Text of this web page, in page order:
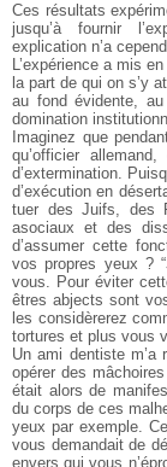
Ces résultats
jusqu’à fournir
explication n’a
L’expérience a mis
la part de qui on s’y
au fond évidente,
domination
Imaginez que
qu’officier
d’extermination.
d’exécution en
tuer des Juifs, des
asociaux et des
d’assumer cette
vos propres yeux ? “
vous. Pour éviter
êtres abjects sont
les considèrerez
tortures et plus vous
Un ami dentiste m’a
opérer des
était alors de
du corps de ces
yeux par exemple.
vous demandait de
envers qui vous